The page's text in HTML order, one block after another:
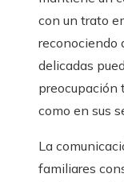
con un trato
reconociendo
delicadas
preocupación
como en sus
La
familiares